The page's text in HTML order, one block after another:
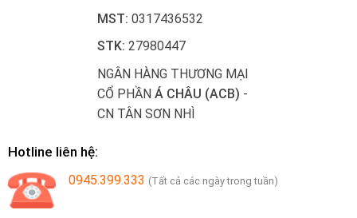
MST: 0317436532
STK: 27980447
NGÂN HÀNG THƯƠNG MẠI
CỔ PHẦN Á CHÂU (ACB) -
CN TÂN SƠN NHÌ
Hotline liên hệ:
0945.399.333 (Tất cả các ngày trong tuần)